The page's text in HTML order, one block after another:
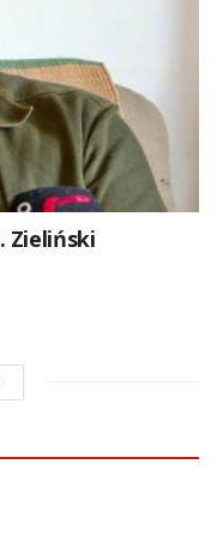
Zieliński